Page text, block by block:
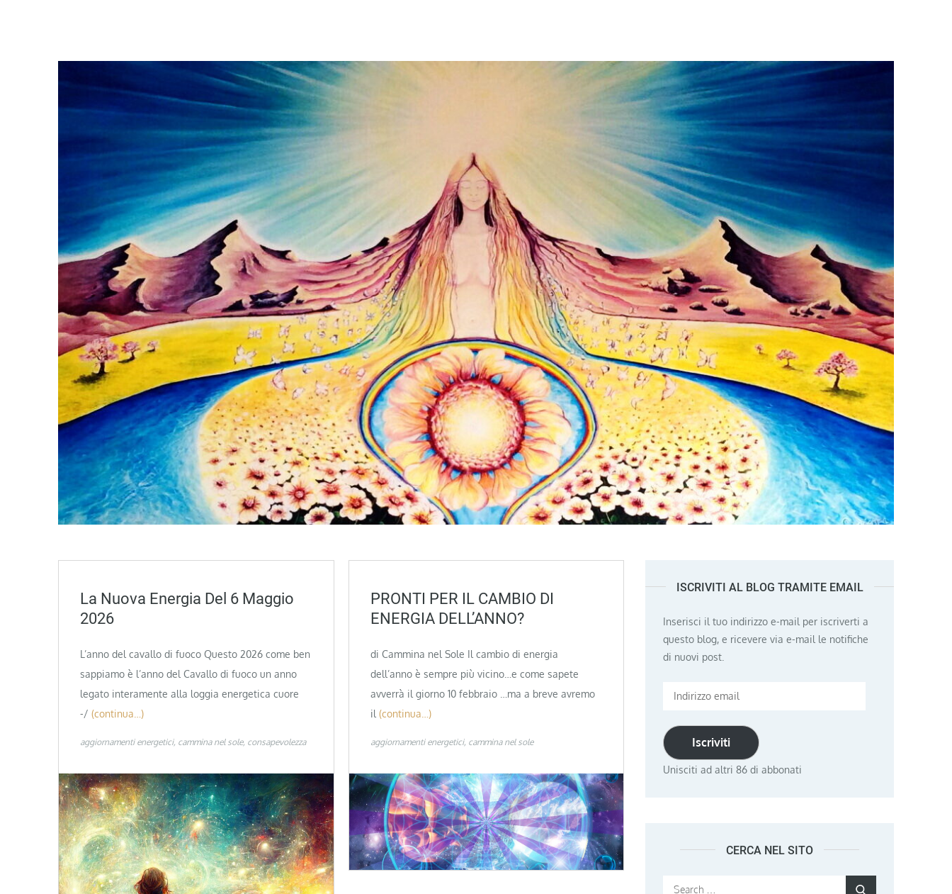
La Nuova Energia Del 6 Maggio
2026
L’anno del cavallo di fuoco Questo 2026 come ben
sappiamo è l’anno del Cavallo di fuoco un anno
legato interamente alla loggia energetica cuore
-/ (continua…)
aggiornamenti energetici cammina nel sole consapevolezza
PRONTI PER IL CAMBIO DI
ENERGIA DELL’ANNO?
di Cammina nel Sole Il cambio di energia
dell’anno è sempre più vicino…e come sapete
avverrà il giorno 10 febbraio …ma a breve avremo
il (continua…)
aggiornamenti energetici cammina nel sole
ISCRIVITI AL BLOG TRAMITE EMAIL
Inserisci il tuo indirizzo e-mail per iscriverti a
questo blog, e ricevere via e-mail le notifiche
di nuovi post.
Indirizzo
Iscriviti
Unisciti ad altri 86 di abbonati
CERCA NEL SITO
Search